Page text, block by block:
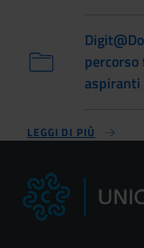
LEGGI DI PIÙ